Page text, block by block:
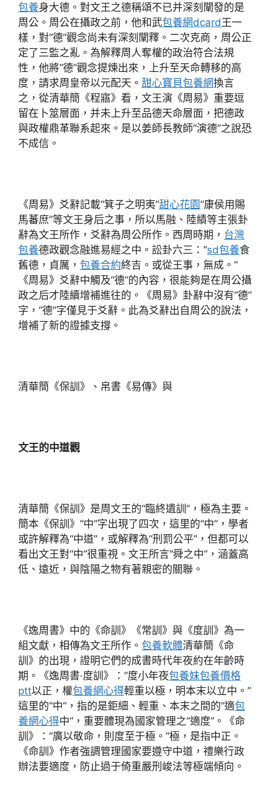
包養身大德。對文王之德稱頌不已并深刻闡發的是
周公。周公在攝政之前，他和武包養網dcard王一
樣，對“德”觀念尚未有深刻闡釋。二次克商，周公正
定了三監之亂。為解釋周人奪權的政治符合法規
性，他將“德”觀念提煉出來，上升至天命轉移的高
度，請求周皇帝以元配天。 甜心寶貝包養網換言
之，從清華簡《程寤》看，文王演《周易》重要逗
留在卜筮層面，并未上升至品德天命層面，把德政
與政權鼎革聯系起來。是以姜師長教師“演德”之說恐
不成信。
《周易》爻辭記載“箕子之明夷”甜心花園“康侯用賜
馬蕃庶”等文王身后之事，所以馬融、陸績等主張卦
辭為文王所作，爻辭為周公所作。西周時期， 台灣
包養德政觀念融進易經之中。訟卦六三：“sd包養食
舊德，貞厲， 包養合約終吉。或從王事，無成。”
《周易》爻辭中觸及“德”的內容，很能夠是在周公攝
政之后才陸續增補進往的。《周易》卦辭中沒有“德”
字，“德”字僅見于爻辭。此為爻辭出自周公的說法，
增補了新的證據支撐。
清華簡《保訓》、帛書《易傳》與
文王的中道觀
清華簡《保訓》是周文王的“臨終遺訓”，極為主要。
簡本《保訓》“中”字出現了四次，這里的“中”，學者
或許解釋為“中道”，或解釋為“刑罰公平”，但都可以
看出文王對“中”很重視。文王所言“舜之中”，涵蓋高
低、遠近，與陰陽之物有著親密的關聯。
《逸周書》中的《命訓》《常訓》與《度訓》為一
組文獻，相傳為文王所作。 包養軟體清華簡《命
訓》的出現，證明它們的成書時代年夜約在年齡時
期。《逸周書·度訓》：“度小年夜包養妹包養價格
ptt以正，權包養網心得輕重以極，明本末以立中。”
這里的“中”，指的是鉅細、輕重、本末之間的“適包
養網心得中”，重要體現為國家管理之“適度”。《命
訓》：“廣以敬命，則度至于極。”極，是指中正。
《命訓》作者強調管理國家要遵守中道，禮樂行政
辦法要適度，防止過于倚重嚴刑峻法等極端傾向。